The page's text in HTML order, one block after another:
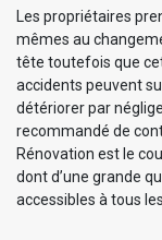
Les propriétaires
mêmes au
tête toutefois que
accidents peuvent
détériorer par
recommandé de
Rénovation est le
dont d’une grande
accessibles à tous